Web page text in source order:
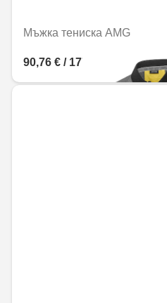
Мъжка тениска AMG
90,76 € / 177,50 лв.